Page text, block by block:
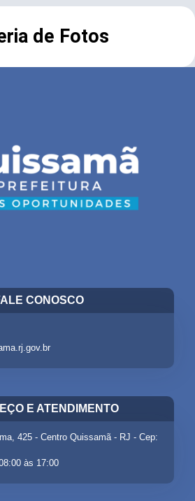
de Fotos
CONOSCO
E ATENDIMENTO
425 - Centro Quissamã - RJ - Cep:
às 17:00